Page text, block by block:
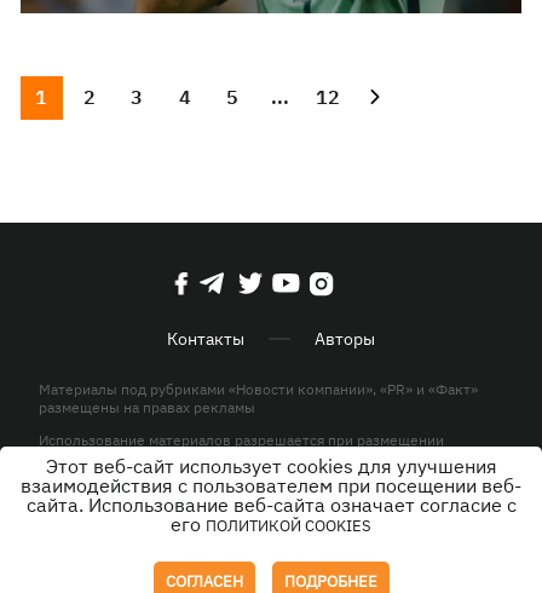
1 2 3 4 5 ... 12
Контакты Авторы
Материалы под рубриками «Новости компании», «PR» и «Факт»
размещены на правах рекламы
Использование материалов разрешается при размещении
активной гиперссылки на KP.UA в первом абзаце.
© ООО «ЮЛАВ МЕДИА»,2026. Все права защищены.
Этот веб-сайт использует cookies для улучшения
взаимодействия с пользователем при посещении веб-
сайта. Использование веб-сайта означает согласие с
его ПОЛИТИКОЙ COOKIES
СОГЛАСЕН ПОДРОБНЕЕ